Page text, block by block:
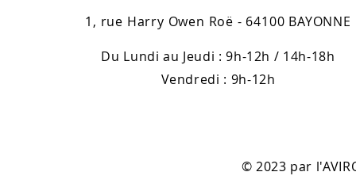
1, rue Harry Owen Roë - 64100 BAYONNE
Du Lundi au Jeudi : 9h-12h / 14h-18h
Vendredi : 9h-12h
© 2023 par